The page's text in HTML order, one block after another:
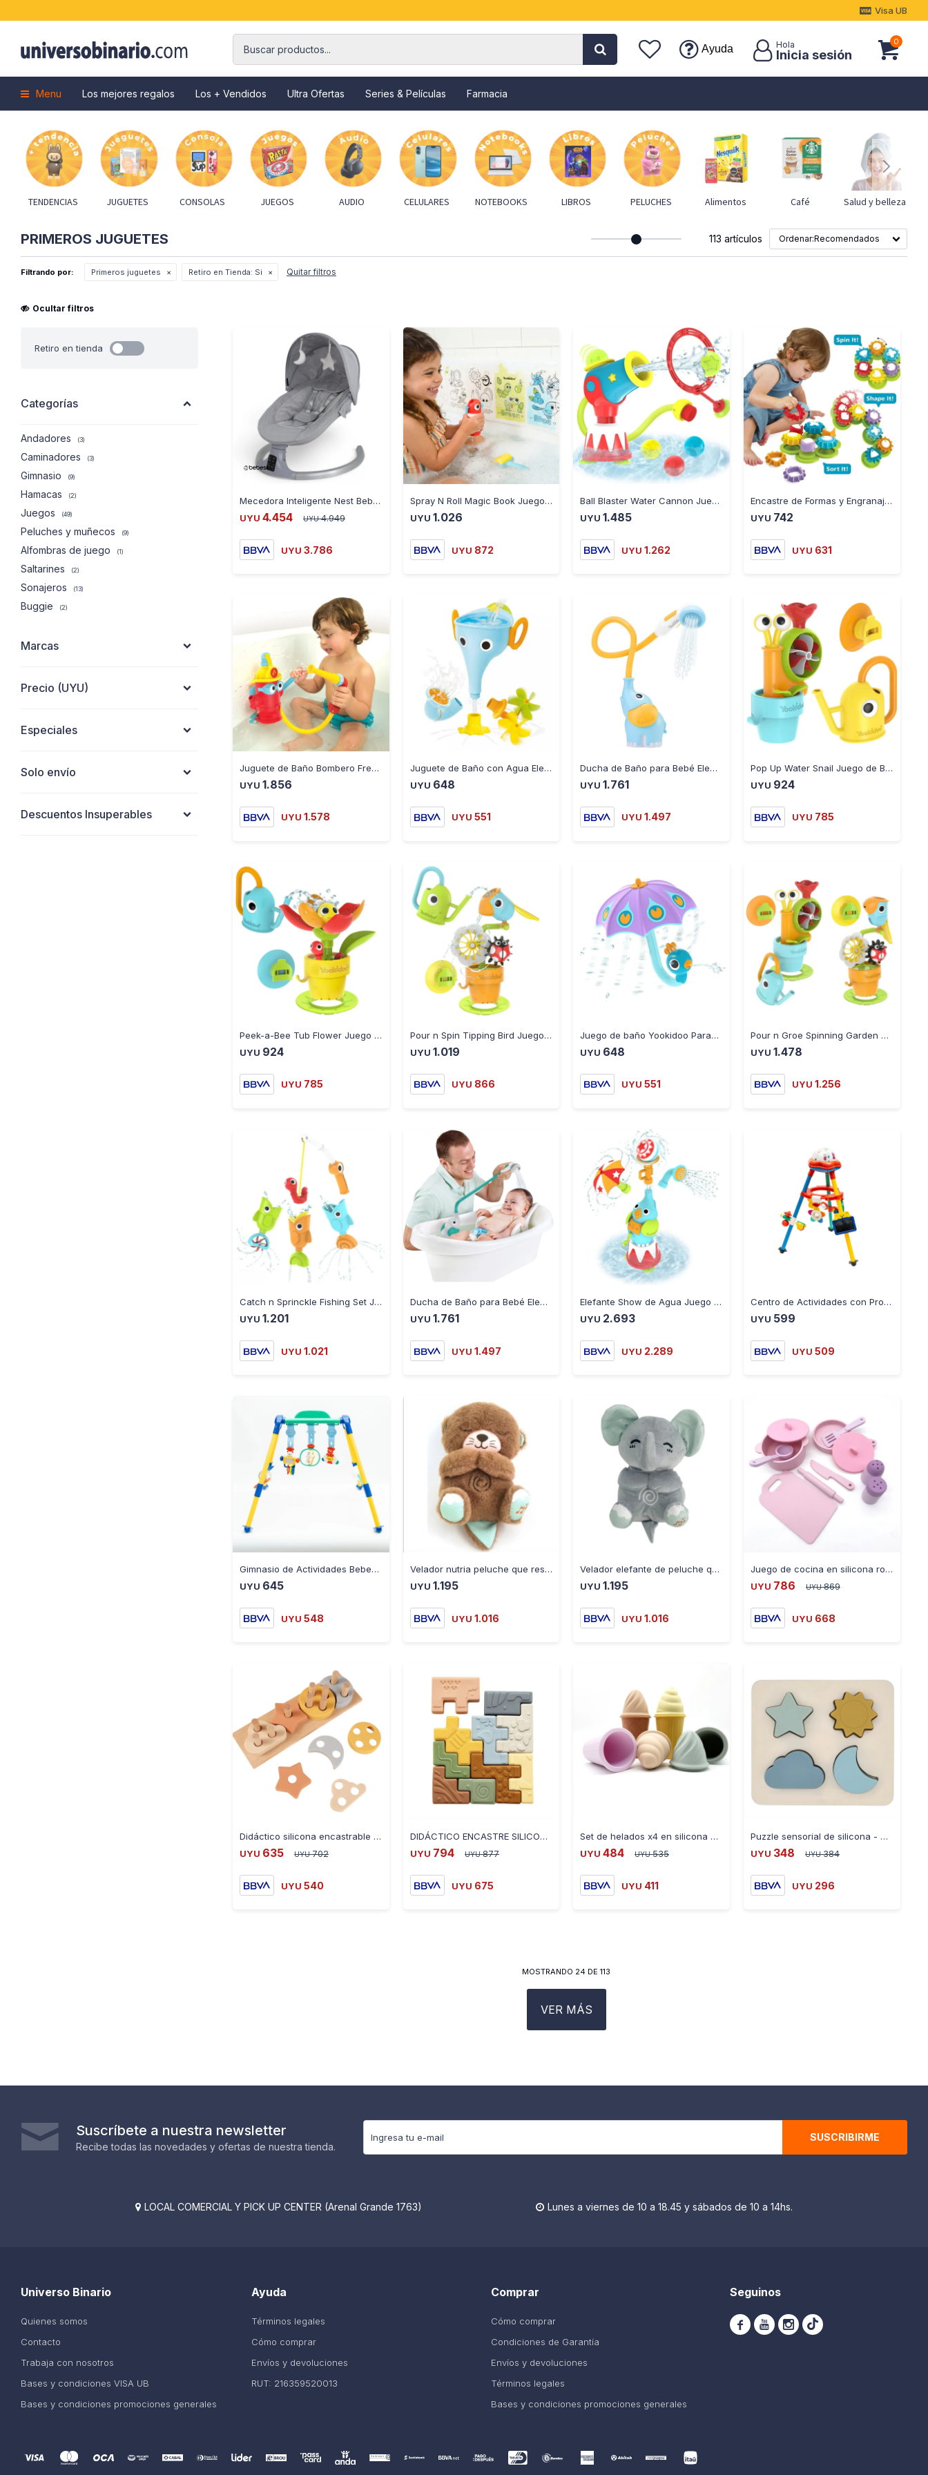
Menu Los mejores regalos Los + Vendidos Ultra Ofertas Series & Películas Farmacia
Ayuda
0
Visa UB
TENDENCIAS JUGUETES CONSOLAS JUEGOS AUDIO CELULARES NOTEBOOKS LIBROS PELUCHES Alimentos Café Salud y belleza
PRIMEROS JUGUETES 113 artículos Recomendados
Filtrando por: Primeros juguetes Retiro en Tienda: Si Quitar filtros
Mecedora Inteligente Nest Bebesit con Bluetooth - GRIS
UYU 4.454 UYU 4.949
UYU 3.786
Spray N Roll Magic Book Juego de Baño Yookidoo - MULTICOLOR
UYU 1.026
UYU 872
- +
Ball Blaster Water Cannon Juego de Baño Yookidoo - MULTICOLOR
UYU 1.485
UYU 1.262
-
Encastre de Formas y Engranajes Shape N Spin Yookidoo +12 Me - MULTICOLOR
UYU 742
UYU 631
Juguete de Baño Bombero Freddy Spray N Sprinkle Yookidoo de - MULTICOLOR
UYU 1.856
UYU 1.578
- +
Juguete de Baño con Agua Elefante FunElefun Fill N Sprinkle - MULTICOLOR
UYU 648
UYU 551
Ducha de Baño para Bebé Elephant Baby Shower Yookidoo de 0 a - MULTICOLOR
UYU 1.761
UYU 1.497
Pop Up Water Snail Juego de Baño Yookidoo - MULTICOLOR
UYU 924
UYU 785
Peek-a-Bee Tub Flower Juego de Baño Yookidoo - MULTICOLOR
UYU 924
UYU 785
Pour n Spin Tipping Bird Juego de Baño Yookidoo - MULTICOLOR
UYU 1.019
UYU 866
Juego de baño Yookidoo Paragua Fill n Rain Paeacock - MULTICOLOR
UYU 648
UYU 551
Pour n Groe Spinning Garden Juego de Baño Yookidoo - MULTICOLOR
UYU 1.478
UYU 1.256
Catch n Sprinckle Fishing Set Juego de Baño Yookidoo - MULTICOLOR
UYU 1.201
UYU 1.021
Ducha de Baño para Bebé Elephant Baby Shower Yookidoo de 0 a - MULTICOLOR
UYU 1.761
UYU 1.497
Elefante Show de Agua Juego de Baño Yookidoo - MULTICOLOR
UYU 2.693
UYU 2.289
Centro de Actividades con Proyector de Luz Giratorio
UYU 599
UYU 509
Gimnasio de Actividades Bebedue
UYU 645
UYU 548
- +
Velador nutria peluche que respira 83488
UYU 1.195
UYU 1.016
Velador elefante de peluche que respira 83588
UYU 1.195
UYU 1.016
Juego de cocina en silicona rosa 0871
UYU 786 UYU 869
UYU 668
Didáctico silicona encastrable con agujeritos 5010001
UYU 635 UYU 702
UYU 540
DIDÁCTICO ENCASTRE SILICONA KDE27
UYU 794 UYU 877
UYU 675
Set de helados x4 en silicona 0829
UYU 484 UYU 535
UYU 411
Puzzle sensorial de silicona - Cielo 1040003
UYU 348 UYU 384
UYU 296
MOSTRANDO 24 DE113
VER MÁS
Ocultar filtros
Categorías
Andadores (3)
Caminadores (3)
Gimnasio (9)
Hamacas (2)
Juegos (49)
Peluches y muñecos (9)
Alfombras de juego (1)
Saltarines (2)
Sonajeros (13)
Buggie (2)
Marcas
Precio (UYU)
Especiales
Retiro en tienda
Solo envío
Descuentos Insuperables
Suscríbete a nuestra newsletter
Recibe todas las novedades y ofertas de nuestra tienda.
SUSCRIBIRME
 LOCAL COMERCIAL Y PICK UP CENTER (Arenal Grande 1763)  Lunes a viernes de 10 a 18.45 y sábados de 10 a 14hs.
Ayuda
Términos legales
Cómo comprar
Envíos y devoluciones
RUT: 216359520013
Universo Binario
Quienes somos
Contacto
Trabaja con nosotros
Bases y condiciones VISA UB
Bases y condiciones promociones generales
Comprar
Cómo comprar
Condiciones de Garantía
Envíos y devoluciones
Términos legales
Bases y condiciones promociones generales
Seguinos
  